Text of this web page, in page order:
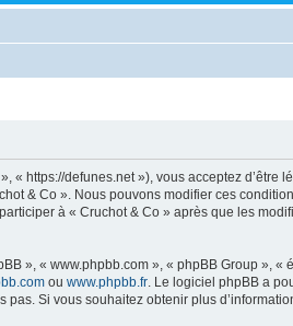
https://defunes.net »), vous acceptez
& Co ». Nous pouvons modifier ces
à « Cruchot & Co » après que les
», « www.phpbb.com », « phpBB Group »,
ou www.phpbb.fr . Le logiciel phpBB a
Si vous souhaitez obtenir plus